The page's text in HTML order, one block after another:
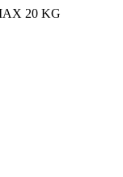
20 KG